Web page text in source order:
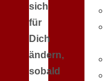
sich
für
Dich
ändern,
sobald